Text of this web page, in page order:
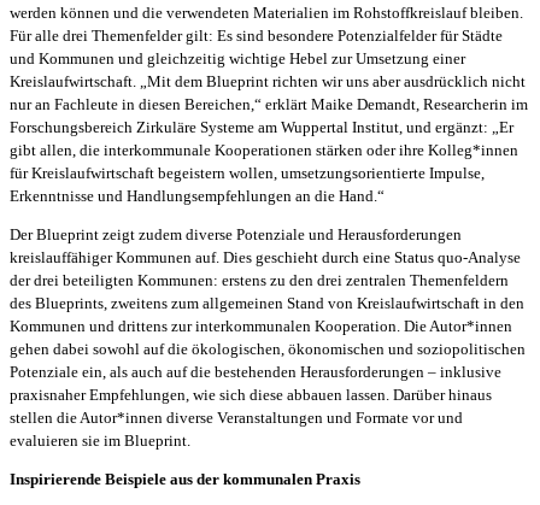
werden können und die verwendeten Materialien im Rohstoffkreislauf bleiben.
Für alle drei Themenfelder gilt: Es sind besondere Potenzialfelder für Städte
und Kommunen und gleichzeitig wichtige Hebel zur Umsetzung einer
Kreislaufwirtschaft. „Mit dem Blueprint richten wir uns aber ausdrücklich nicht
nur an Fachleute in diesen Bereichen,“ erklärt Maike Demandt, Researcherin im
Forschungsbereich Zirkuläre Systeme am Wuppertal Institut, und ergänzt: „Er
gibt allen, die interkommunale Kooperationen stärken oder ihre Kolleg*innen
für Kreislaufwirtschaft begeistern wollen, umsetzungsorientierte Impulse,
Erkenntnisse und Handlungsempfehlungen an die Hand.“
Der Blueprint zeigt zudem diverse Potenziale und Herausforderungen
kreislauffähiger Kommunen auf. Dies geschieht durch eine Status quo-Analyse
der drei beteiligten Kommunen: erstens zu den drei zentralen Themenfeldern
des Blueprints, zweitens zum allgemeinen Stand von Kreislaufwirtschaft in den
Kommunen und drittens zur interkommunalen Kooperation. Die Autor*innen
gehen dabei sowohl auf die ökologischen, ökonomischen und soziopolitischen
Potenziale ein, als auch auf die bestehenden Herausforderungen – inklusive
praxisnaher Empfehlungen, wie sich diese abbauen lassen. Darüber hinaus
stellen die Autor*innen diverse Veranstaltungen und Formate vor und
evaluieren sie im Blueprint.
Inspirierende Beispiele aus der kommunalen Praxis